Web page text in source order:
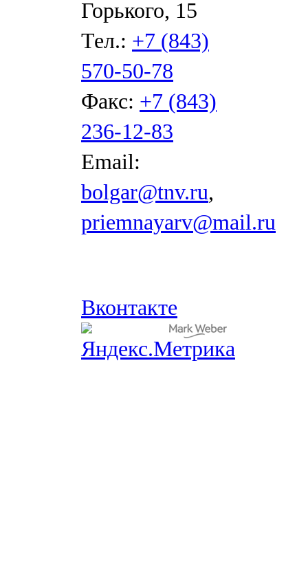
Горького, 15
Тел.: +7 (843)
570-50-78
Факс: +7 (843)
236-12-83
Email:
bolgar@tnv.ru,
priemnayarv@mail.ru
Вконтакте